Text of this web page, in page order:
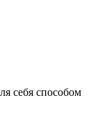
себя способом